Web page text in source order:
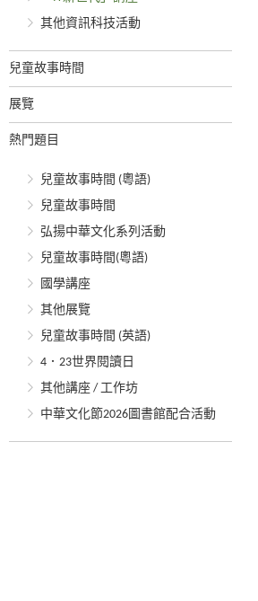
其他資訊科技活動
兒童故事時間
展覽
熱門題目
兒童故事時間 (粵語)
兒童故事時間
弘揚中華文化系列活動
兒童故事時間(粵語)
國學講座
其他展覽
兒童故事時間 (英語)
4．23世界閱讀日
其他講座 / 工作坊
中華文化節2026圖書館配合活動